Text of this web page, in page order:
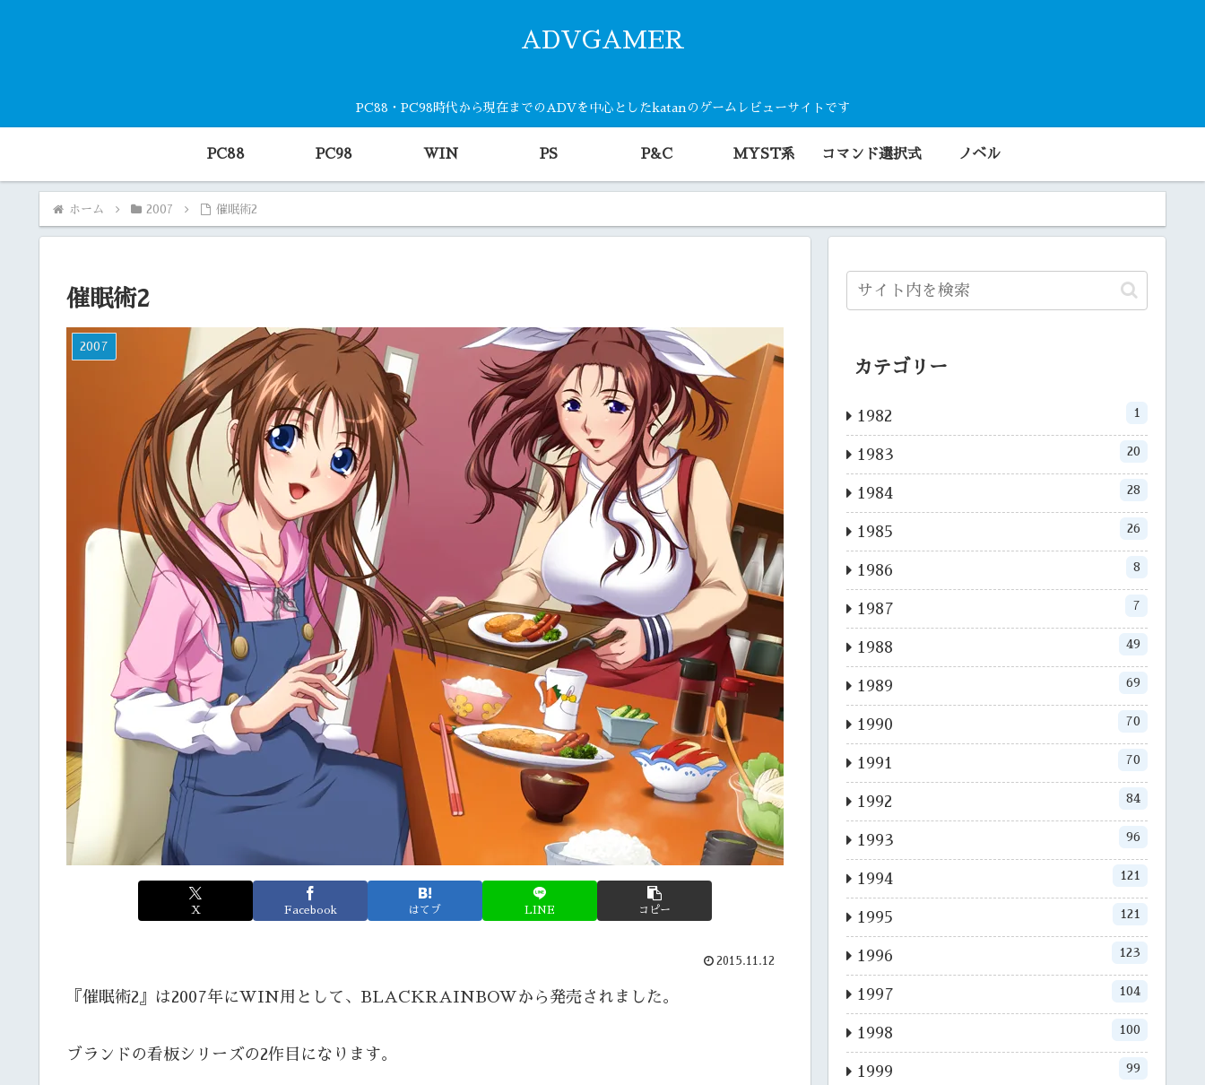
ADVGAMER
PC88・PC98時代から現在までのADVを中心としたkatanのゲームレビューサイトです
PC88 PC98 WIN PS P&C MYST系 コマンド選択式 ノベル
ホーム 2007 催眠術2
催眠術2
2007
X Facebook はてブ LINE コピー
2015.11.12
『催眠術2』は2007年にWIN用として、BLACKRAINBOWから発売されました。
ブランドの看板シリーズの2作目になります。
カテゴリー
1982 1
1983 20
1984 28
1985 26
1986 8
1987 7
1988 49
1989 69
1990 70
1991 70
1992 84
1993 96
1994 121
1995 121
1996 123
1997 104
1998 100
1999 99